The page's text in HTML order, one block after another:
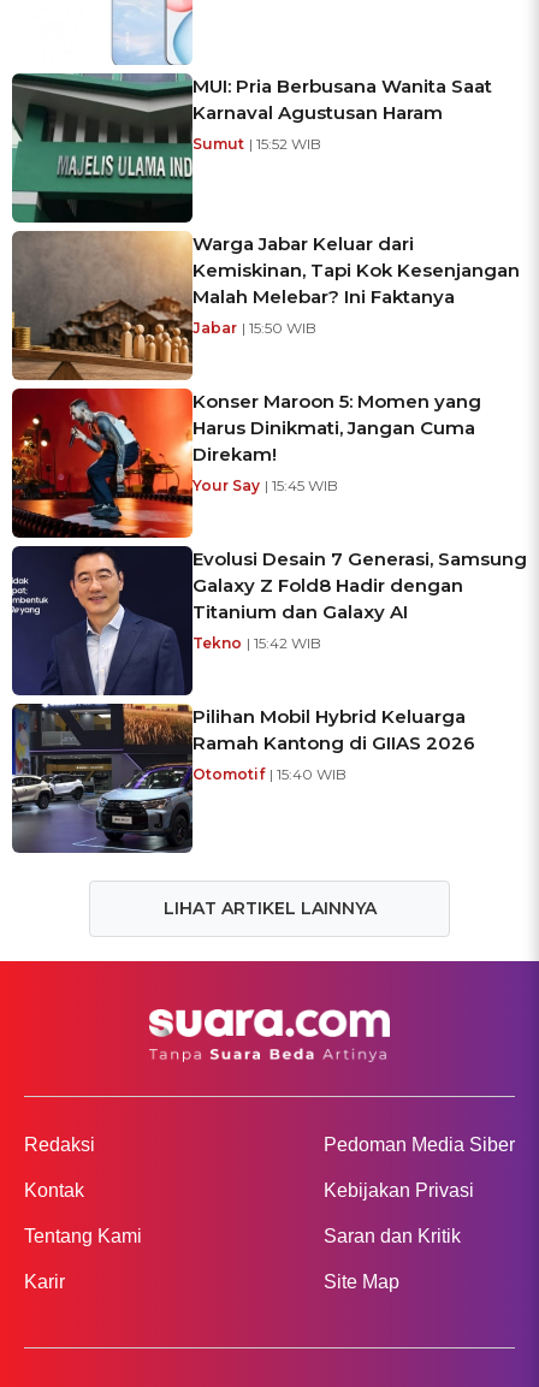
MUI: Pria Berbusana Wanita Saat
Karnaval Agustusan Haram
Sumut | 15:52 WIB
Warga Jabar Keluar dari
Kemiskinan, Tapi Kok Kesenjangan
Malah Melebar? Ini Faktanya
Jabar | 15:50 WIB
Konser Maroon 5: Momen yang
Harus Dinikmati, Jangan Cuma
Direkam!
Your Say | 15:45 WIB
Evolusi Desain 7 Generasi, Samsung
Galaxy Z Fold8 Hadir dengan
Titanium dan Galaxy AI
Tekno | 15:42 WIB
Pilihan Mobil Hybrid Keluarga
Ramah Kantong di GIIAS 2026
Otomotif | 15:40 WIB
LIHAT ARTIKEL LAINNYA
Redaksi
Kontak
Tentang Kami
Karir
Pedoman Media Siber
Kebijakan Privasi
Saran dan Kritik
Site Map